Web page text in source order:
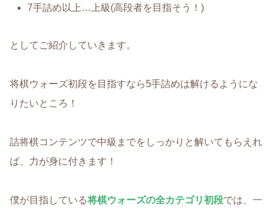
7手詰め以上…上級(高段者を目指そう！)
としてご紹介していきます。
将棋ウォーズ初段を目指すなら5手詰めは解けるようにな
りたいところ！
詰将棋コンテンツで中級までをしっかりと解いてもらえれ
ば、力が身に付きます！
僕が目指している将棋ウォーズの全カテゴリ初段では、一